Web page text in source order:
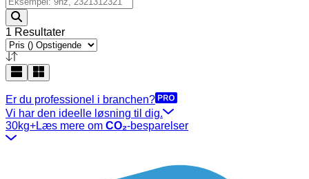
1 Resultater
Er du professionel i branchen?
Vi har den ideelle løsning til dig.
30kg+Læs mere om CO₂-besparelser